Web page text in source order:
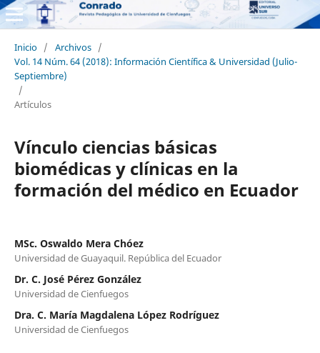
Inicio / Archivos /
Vol. 14 Núm. 64 (2018): Información Científica & Universidad (Julio-
Septiembre)
/
Artículos
Vínculo ciencias básicas
biomédicas y clínicas en la
formación del médico en Ecuador
MSc. Oswaldo Mera Chóez
Universidad de Guayaquil. República del Ecuador
Dr. C. José Pérez González
Universidad de Cienfuegos
Dra. C. María Magdalena López Rodríguez
Universidad de Cienfuegos